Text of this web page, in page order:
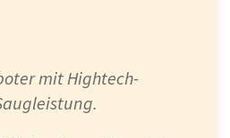
mit Hightech-